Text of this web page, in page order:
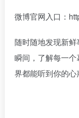
微博官网入口：
随时随地发现新
瞬间，了解每一
界都能听到你的心